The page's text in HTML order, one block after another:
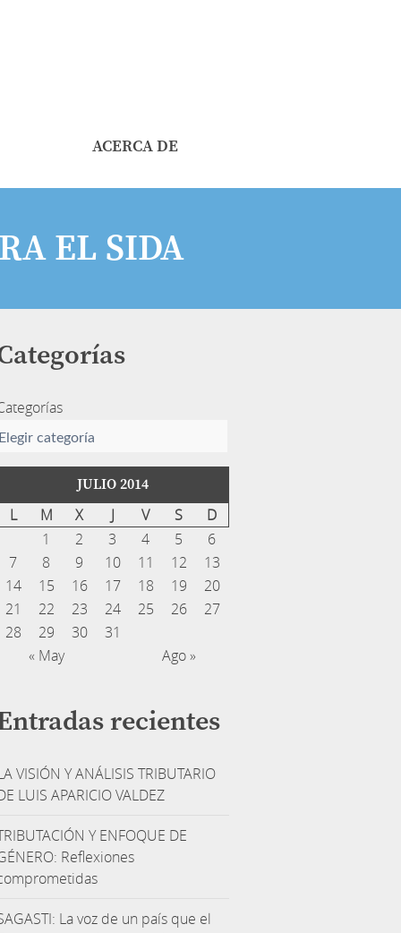
ACERCA DE
EL SIDA
JULIO 2014
L M X J V S D
« May Ago »
1 2 3 4 5
6
7
8 9 10 11 12
13
14
15 16 17 18 19
20
21
22 23 24 25 26
27
28
29 30 31
recientes
VISIÓN Y ANÁLISIS TRIBUTARIO
LUIS APARICIO VALDEZ
Y ENFOQUE DE
Reflexiones
La voz de un país que el